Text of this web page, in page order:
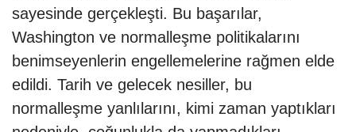
sayesinde gerçekleşti. Bu başarılar,
Washington ve normalleşme politikalarını
benimseyenlerin engellemelerine rağmen elde
edildi. Tarih ve gelecek nesiller, bu
normalleşme yanlılarını, kimi zaman yaptıkları